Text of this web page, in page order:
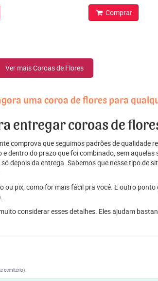
Comprar
Ver mais Coroas de Flores
uma coroa de flores para
entregar coroas de
comprova que seguimos padrões de qualidade
dentro do prazo que foi combinado, sem
depois da entrega. Sabemos que nesse tipo de
pix, como for mais fácil pra você. E outro
considerar esses detalhes. Eles ajudam
cemitério).